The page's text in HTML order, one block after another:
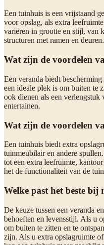
Een tuinhuis is een vrijstaand
voor opslag, als extra
variëren in grootte en stijl, van
structuren met ramen en deuren.
Wat zijn de voordelen
Een veranda biedt
een ideale plek is om buiten te
ook dienen als een verlengstuk
entertainen.
Wat zijn de voordelen
Een tuinhuis biedt extra
tuinmeubilair en andere
tot een extra leefruimte,
het de functionaliteit van de
Welke past het beste bij
De keuze tussen een veranda
behoeften en levensstijl. Als u
om buiten te zitten en te
zijn. Als u extra opslagruimte